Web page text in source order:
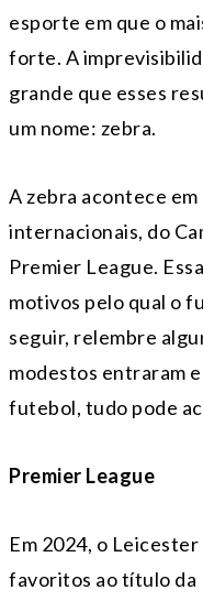
esporte em que o
forte. A
grande que esses
um nome: zebra.
A zebra acontece
internacionais, do
Premier League.
motivos pelo qual o
seguir, relembre
modestos entraram
futebol, tudo pode
Premier League
Em 2024, o
favoritos ao título da